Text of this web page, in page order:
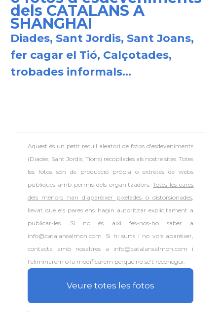
dels CATALANS A
SHANGHAI
Diades, Sant Jordis, Sant Joans,
fer cagar el Tió, Calçotades,
trobades informals...
Aquest és un petit recull aleatori defotos d'esdeveniments
(Diades, Sant Jordis, Tions) recopilades als nostre sites. Totes
les fotos són de producció pròpia o extretes de webs
públiques amb permís dels organitzadors.Totes les cares
dels menors han d'aparèixer pixelades o distorsionades,
llevat que els pares ens hagin autoritzar explícitament a
publicar-les. Si no és així fes-nos-ho saber a
info@catalansalmon.com. Si hi surts i no vols aparèixer,
contacta amb nosaltres a info@catalansalmon.com i
l'eliminarem o la modificarem perquè no se't reconegui.
Veure totes les fotos